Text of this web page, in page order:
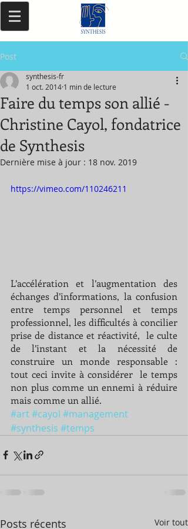
Post
Faire du temps son allié -
Christine Cayol, fondatrice
de Synthesis
synthesis-fr
1 oct. 2014 1 min de lecture
Dernière mise à jour : 18 nov. 2019
https://vimeo.com/110246211
L’accélération et l’augmentation des
échanges d’informations, la confusion
entre temps personnel et temps
professionnel, les difficultés à concilier
prise de distance et réactivité,  le culte
de l’instant et la nécessité de
construire un monde responsable :
tout ceci invite à considérer  le temps
non plus comme un ennemi à réduire
mais comme un allié.
#art#cayol #management
#synthesis #temps
Posts récents Voir tout